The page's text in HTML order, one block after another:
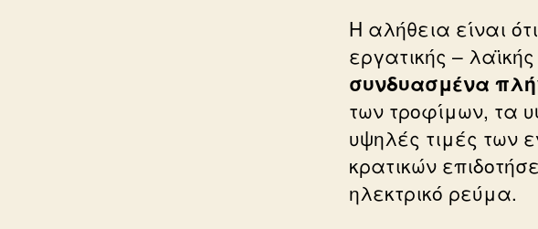
Η αλήθεια είναι
εργατικής –
συνδυασμένα
των τροφίμων, τα
υψηλές τιμές των
κρατικών
ηλεκτρικό ρεύμα.